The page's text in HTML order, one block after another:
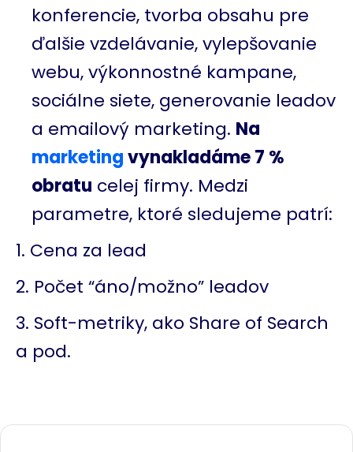
konferencie, tvorba obsahu pre
ďalšie vzdelávanie, vylepšovanie
webu, výkonnostné kampane,
sociálne siete, generovanie leadov
a emailový marketing. Na
marketingvynakladáme 7 %
obratu celej firmy. Medzi
parametre, ktoré sledujeme patrí:
Cena za lead
Počet “áno/možno” leadov
Soft-metriky, ako Share of Search
a pod.